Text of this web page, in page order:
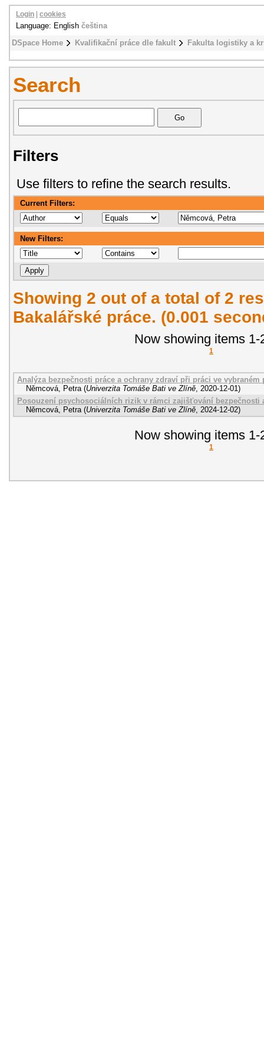
DSpace Home Kvalifikační práce dle fakult Fakulta logistiky a
Login cookies
Language: English čeština
Search
Filters
Use filters to refine the search results.
Current Filters:
New Filters:
Showing 2 out of a total of 2
Bakalářské práce. (0.001
Now showing items 1-
1
Analýza bezpečnosti práce a ochrany zdraví při práci ve vybraném
Němcová, Petra (Univerzita Tomáše Bati ve Zlíně, 2020-12-01)
Posouzení psychosociálních rizik v rámci zajišťování bezpečnosti
Němcová, Petra (Univerzita Tomáše Bati ve Zlíně, 2024-12-02)
Now showing items 1-
1